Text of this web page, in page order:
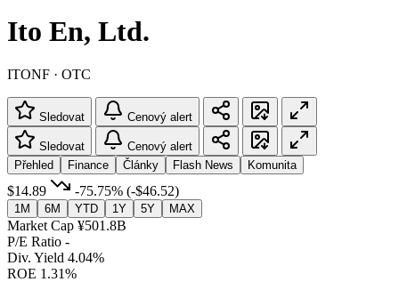
Ito En, Ltd.
ITONF · OTC
Sledovat Cenový alert
Sledovat
Cenový alert
Přehled
Finance Články Flash News Komunita
$14.89 -75.75% (-$46.52)
1M 6M YTD 1Y 5Y MAX
Market Cap ¥501.8B
P/E Ratio -
Div. Yield 4.04%
ROE 1.31%